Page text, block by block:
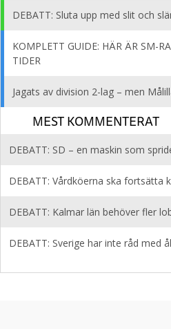
DEBATT: Sluta upp med slit och
KOMPLETT GUIDE: HÄR ÄR SM-
TIDER
Jagats av division 2-lag – men
MEST KOMMENTERAT
DEBATT: SD – en maskin som
DEBATT: Vårdköerna ska fortsätta
DEBATT: Kalmar län behöver fler
DEBATT: Sverige har inte råd med